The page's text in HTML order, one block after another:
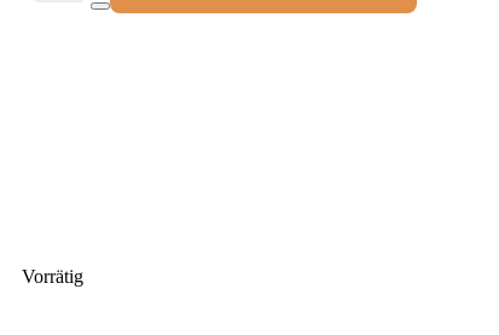
Vorrätig